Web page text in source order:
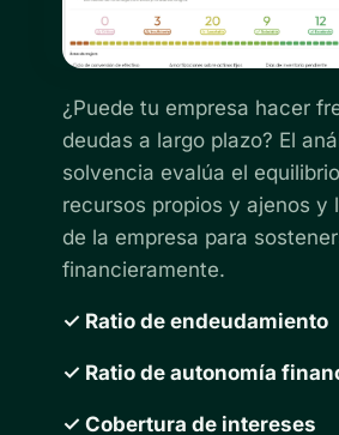
¿Puede tu empresa hacer
deudas a largo plazo? El
solvencia evalúa el
recursos propios y ajenos y
de la empresa para
financieramente.
✓ Ratio de endeudamiento
✓ Ratio de autonomía
✓ Cobertura de intereses